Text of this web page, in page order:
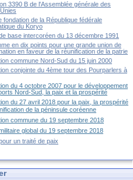
3390 B de l'Assemblée générale des
fondation de la République fédérale
du Koryo
base intercoréen du 13 décembre 1991
en dix points pour une grande union de
en faveur de la réunification de la patrie
commune Nord-Sud du 15 juin 2000
conjointe du 4ème tour des Pourparlers à
du 4 octobre 2007 pour le développement
Nord-Sud, la paix et la prospérité
du 27 avril 2018 pour la paix, la prospérité
de la péninsule coréenne
commune du 19 septembre 2018
global du 19 septembre 2018
un traité de paix